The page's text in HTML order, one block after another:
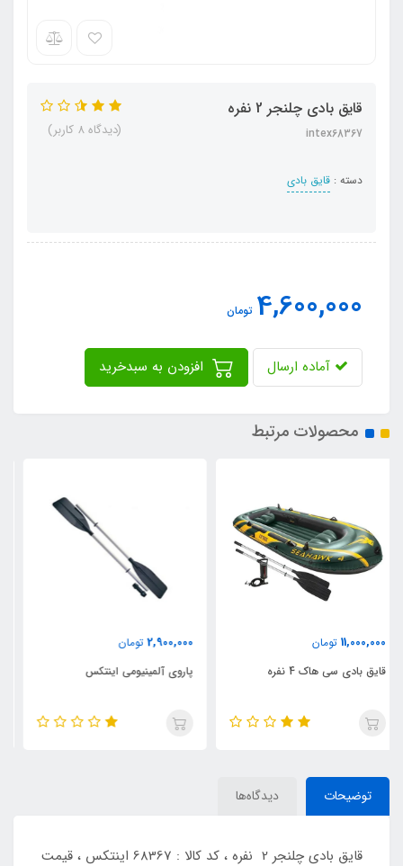
قایق بادی چلنجر 2 نفره
intex68367
دسته : قایق بادی
(دیدگاه 8 کاربر)
4,600,000 تومان
آماده ارسال
محصولات مرتبط
2,900,000
پاروی آلمینیومی اینتکس
42,500,000
قایق بادی اکسکروشن 4 نفره
توضیحات دیدگاه‌ها
قایق بادی چلنجر 2 نفره ، کد کالا : 68367 اینتکس ، قیمت